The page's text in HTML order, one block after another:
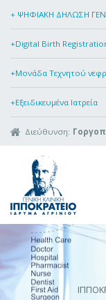
+ ΨΗΦΙΑΚΗ ΔΗΛΩΣΗ
+Digital Birth
+Μονάδα Τεχνητού
+Εξειδικευμένα Ιατρεία
Διεύθυνση: